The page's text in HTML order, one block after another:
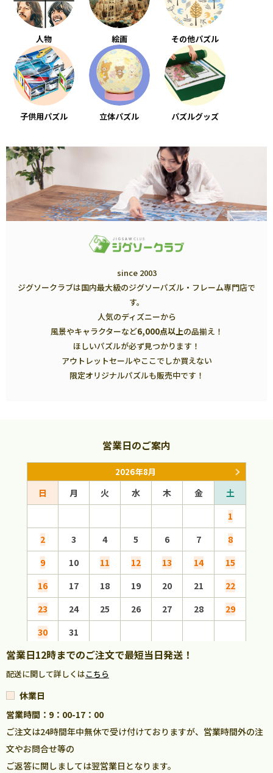
人物 絵画 その他パズル
子供用パズル 立体パズル パズルグッズ
since 2003
ジグソークラブは国内最大級のジグソーパズル・フレーム専門店で
す。
人気のディズニーから
風景やキャラクターなど6,000点以上の品揃え！
ほしいパズルが必ず見つかります！
アウトレットセールやここでしか買えない
限定オリジナルパズルも販売中です！
営業日のご案内
2026年8月
日 月 火 水 木 金
土
1
2
3 4 5 6 7
8
9
10 11 12 13 14
15
16
17 18 19 20 21
22
23
24 25 26 27 28
29
30
31
営業日12時までのご注文で最短当日発送！
配送に関して詳しくはこちら
休業日
営業時間：9：00-17：00
ご注文は24時間年中無休で受け付けておりますが、営業時間外の注
文やお問合せ等の
ご返答に関しましては翌営業日となります。